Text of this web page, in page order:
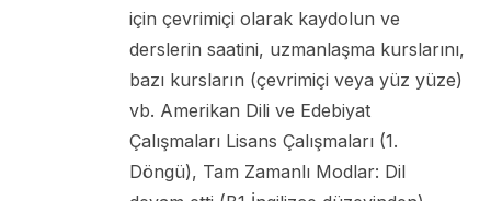
için çevrimiçi olarak kaydolun ve
derslerin saatini, uzmanlaşma kurslarını,
bazı kursların (çevrimiçi veya yüz yüze)
vb. Amerikan Dili ve Edebiyat
Çalışmaları Lisans Çalışmaları (1.
Döngü), Tam Zamanlı Modlar: Dil